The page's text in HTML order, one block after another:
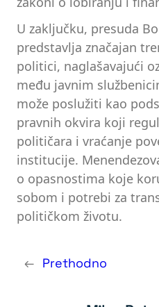
U zaključku, presuda
predstavlja značajan
politici, naglašavajući
među javnim
može poslužiti kao
pravnih okvira koji
političara i vraćanje
institucije.
o opasnostima koje
sobom i potrebi za
političkom životu.
← Prethodno